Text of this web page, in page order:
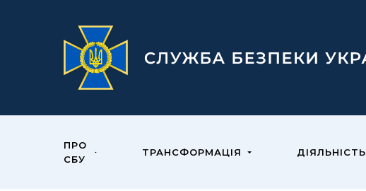
ПРО
СБУ
ТРАНСФОРМАЦІЯ ДІЯЛЬНІСТЬ